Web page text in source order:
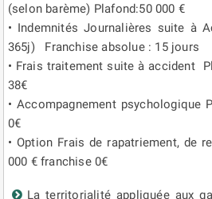
(selon barème) Plafond:50 000 €
• Indemnités Journalières suite à
365j) Franchise absolue : 15 jours
• Frais traitement suite à accident
38€
• Accompagnement psychologique
0€
• Option Frais de rapatriement, de
000 € franchise 0€
La territorialité appliquée aux